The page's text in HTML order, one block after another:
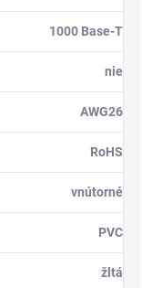
1000 Base-T
nie
AWG26
RoHS
vnútorné
PVC
žltá